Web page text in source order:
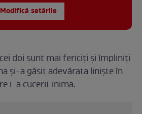
Modifică setările
doi sunt mai fericiți și împliniți
și-a găsit adevărata liniște în
i-a cucerit inima.